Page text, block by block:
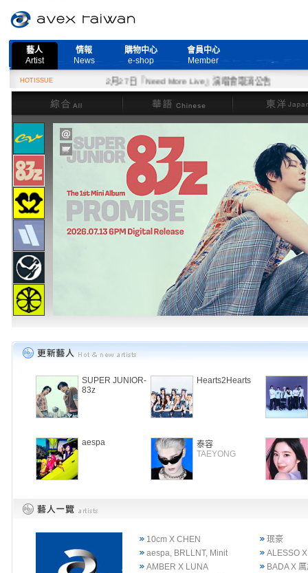
藝人
Artist
情報
News
購物中心
e-shop
會員中心
Member
HOTISSUE
2月27日『Need More Live』演唱會取消公告
綜合
華語 東洋
SUPER JUNIOR-
83z
Hearts2Hearts
aespa
泰容
TAEYONG
10cm X CHEN
珉豪
aespa, BRLLNT, Minit
ALESSO
AMBER X LUNA
BADA X